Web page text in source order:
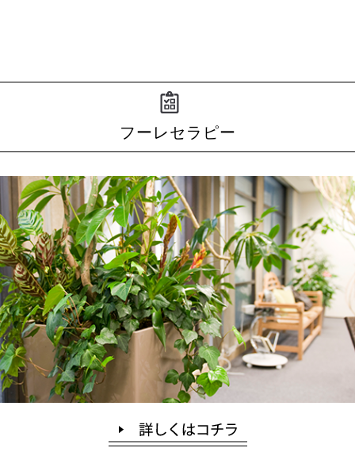
フーレセラピー